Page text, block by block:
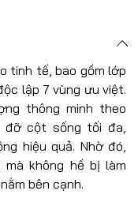
tinh tế, bao gồm lớp
lập 7 vùng ưu việt.
thông minh theo
đỡ cột sống tối đa,
hiệu quả. Nhờ đó,
không hề bị làm
bên cạnh.